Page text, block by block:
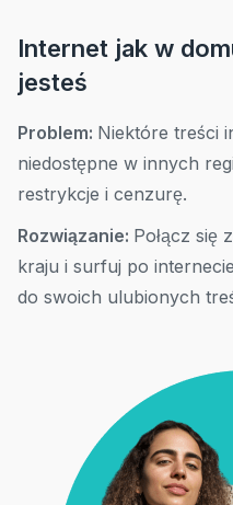
Internet jak w
jesteś
Problem: Niektóre treści
niedostępne w innych
restrykcje i cenzurę.
Rozwiązanie: Połącz się
kraju i surfuj po
do swoich ulubionych